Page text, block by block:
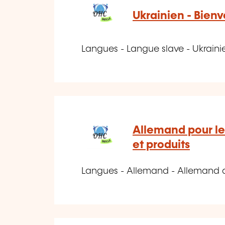
Ukrainien -
Langues - Langue slave -
Allemand pour
et produits
Langues - Allemand -